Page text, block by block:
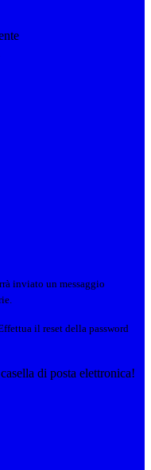
inviato un messaggio
il reset della password
di posta elettronica!